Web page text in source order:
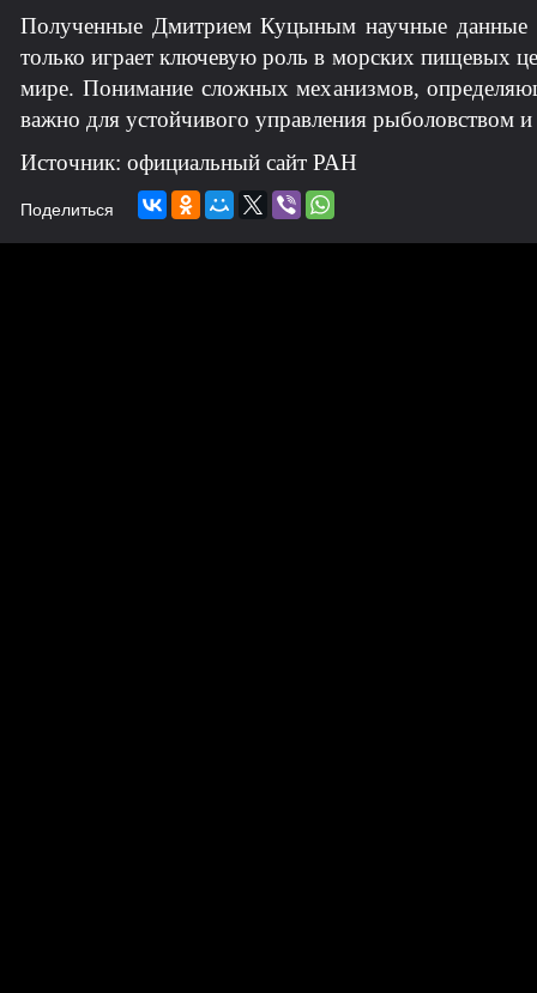
Полученные Дмитрием Куцыным научные данные
только играет ключевую роль в морских пищевых
мире. Понимание сложных механизмов,
важно для устойчивого управления рыболовством
Источник: официальный сайт РАН
Поделиться